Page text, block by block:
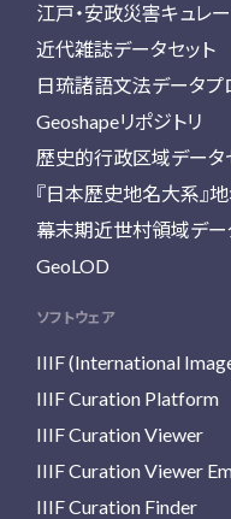
江戸・安政災害キュレ
近代雑誌データセット
日琉諸語文法データプ
Geoshapeリポジトリ
歴史的行政区域データ
『日本歴史地名大系』
幕末期近世村領域デー
GeoLOD
ソフトウェア
IIIF (International
IIIF Curation Platform
IIIF Curation Viewer
IIIF Curation Viewer
IIIF Curation Finder